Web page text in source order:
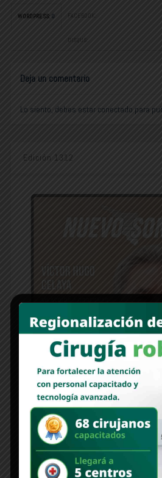
WORDPRESS: 0 FACEBOOK:
DISQUS:
Deja un comentario
Lo siento, debes estar conectado para
Edición 1312